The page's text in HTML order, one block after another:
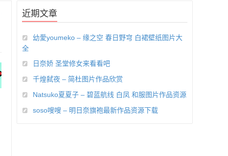
近期文章
幼愛youmeko – 缘之空 春日野穹 白裙壁纸图片大
全
日奈娇 圣堂修女来看看吧
千煌弑夜 – 简杜图片作品欣赏
Natsuko夏夏子 – 碧蓝航线 白凤 和服图片作品资源
soso嗖嗖 – 明日奈旗袍最新作品资源下载